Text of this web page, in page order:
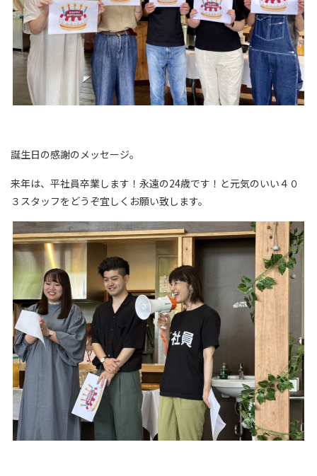
誕生日の感謝のメッセージ。
来年は、平社員卒業します！永遠の24歳です！と元気のいい４０
３スタッフをどうぞ宜しくお願い致します。